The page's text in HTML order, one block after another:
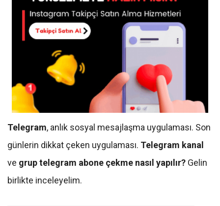
Telegram, anlık sosyal mesajlaşma uygulaması. Son
günlerin dikkat çeken uygulaması. Telegram kanal
ve gruptelegram abone çekme nasıl yapılır? Gelin
birlikte inceleyelim.